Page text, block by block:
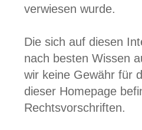
verwiesen wurde.
Die sich auf diesen
nach besten Wissen
wir keine Gewähr für
dieser Homepage
Rechtsvorschriften.